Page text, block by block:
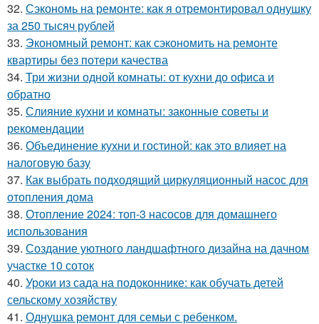
32. Сэкономь на ремонте: как я отремонтировал однушку
за 250 тысяч рублей
33. Экономный ремонт: как сэкономить на ремонте
квартиры без потери качества
34. Три жизни одной комнаты: от кухни до офиса и
обратно
35. Слияние кухни и комнаты: законные советы и
рекомендации
36. Объединение кухни и гостиной: как это влияет на
налоговую базу
37. Как выбрать подходящий циркуляционный насос для
отопления дома
38. Отопление 2024: топ-3 насосов для домашнего
использования
39. Создание уютного ландшафтного дизайна на дачном
участке 10 соток
40. Уроки из сада на подоконнике: как обучать детей
сельскому хозяйству
41. Однушка ремонт для семьи с ребенком.